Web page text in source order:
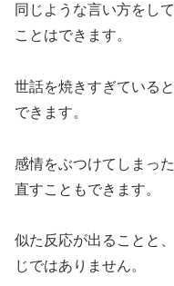
同じような言い方をし
ことはできます。
世話を焼きすぎている
できます。
感情をぶつけてしまっ
直すこともできます。
似た反応が出ることと
じではありません。